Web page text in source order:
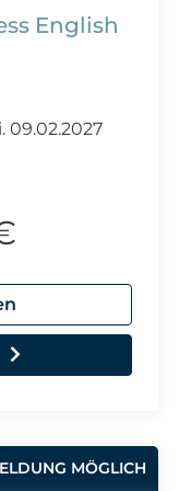
English
09.02.2027
MÖGLICH